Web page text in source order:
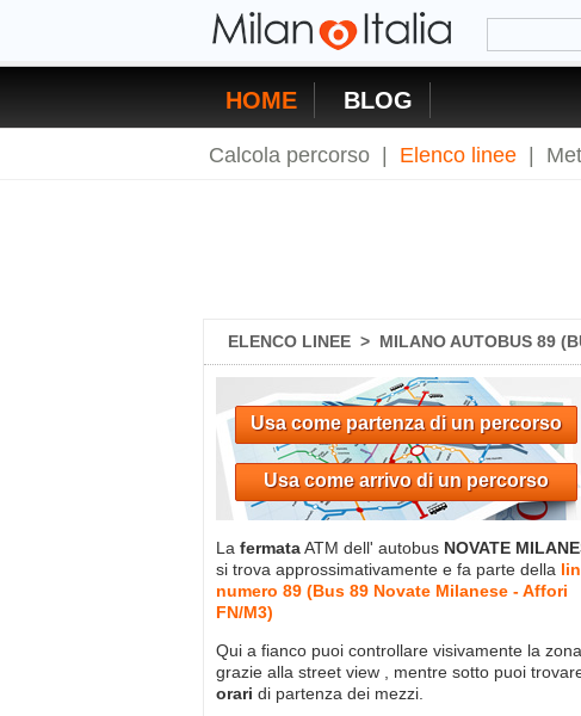
HOME BLOG
Calcola percorso Elenco linee
ELENCO LINEE > MILANO AUTOBUS 89
Usa come partenza di un percorso
Usa come arrivo di un percorso
La fermataATM dell' autobus NOVATE
si trova approssimativamente e fa parte della
numero 89 (Bus 89 Novate Milanese - Affori
FN/M3)
Qui a fianco puoi controllare visivamente la zona
grazie alla street view , mentre sotto puoi
orari di partenza dei mezzi.